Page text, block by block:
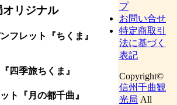
リジナル
フレット 『ちくま 』
四季旅ちくま』
ト 『月の都千曲』
プ
お問い合せ
特定商取引
法に基づく
表記
Copyright©
信州千曲観
光局 All